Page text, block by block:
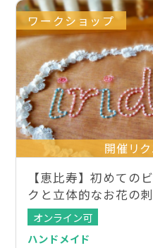
ワークショップ
開催リ
【恵比寿】初めての
クと立体的なお花の
オンライン可
ハンドメイド